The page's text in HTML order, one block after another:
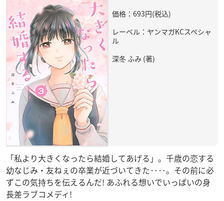
価格：693円(税込)
レーベル：ヤンマガKCスペシャ
ル
深冬 ふみ (著)
「私より大きくなったら結婚してあげる」。千歳の恋する
幼なじみ・友ねぇの卒業が近づいてきた‥‥。その前に必
ずこの気持ちを伝えるんだ! あふれる想いでいっぱいの身
長差ラブコメディ!